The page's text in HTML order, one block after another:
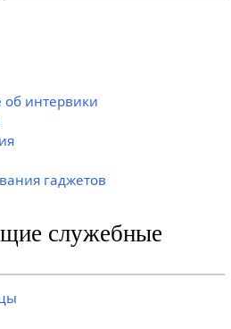
интервики
гаджетов
служебные